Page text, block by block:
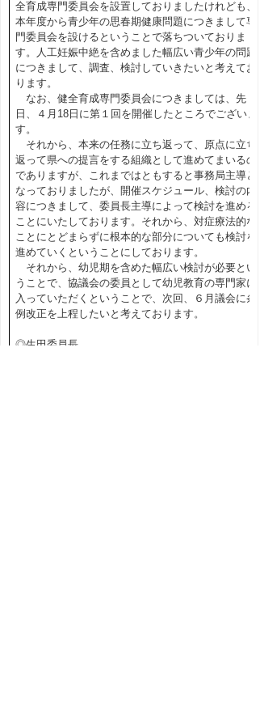
全育成専門委員会を設置しておりましたけれども、
本年度から青少年の思春期健康問題につきまして専
門委員会を設けるということで落ちついておりま
す。人工妊娠中絶を含めました幅広い青少年の問題
につきまして、調査、検討していきたいと考えてお
ります。
なお、健全育成専門委員会につきましては、先
日、４月18日に第１回を開催したところでございま
す。
それから、本来の任務に立ち返って、原点に立ち
返って県への提言をする組織として進めてまいるの
でありますが、これまではともすると事務局主導と
なっておりましたが、開催スケジュール、検討の内
容につきまして、委員長主導によって検討を進める
ことにいたしております。それから、対症療法的な
ことにとどまらずに根本的な部分についても検討を
進めていくということにしております。
それから、幼児期を含めた幅広い検討が必要とい
うことで、協議会の委員として幼児教育の専門家に
入っていただくということで、次回、６月議会に条
例改正を上程したいと考えております。
◎生田委員長